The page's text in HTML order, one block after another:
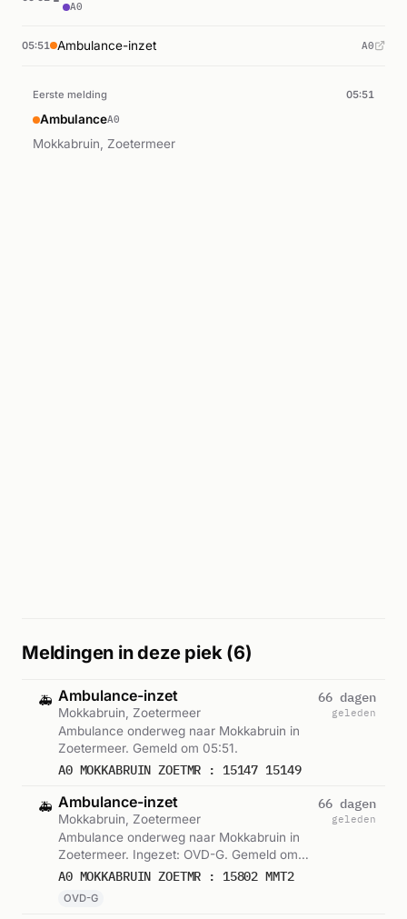
A0
05:51 Ambulance-inzet A0
Eerste melding 05:51
AmbulanceA0
Mokkabruin, Zoetermeer
Meldingen in deze piek (6)
🚑 Ambulance-inzet
Mokkabruin, Zoetermeer
Ambulance onderweg naar Mokkabruin in
Zoetermeer. Gemeld om 05:51.
A0 MOKKABRUIN ZOETMR : 15147 15149
66 dagen
geleden
🚑 Ambulance-inzet
Mokkabruin, Zoetermeer
Ambulance onderweg naar Mokkabruin in
Zoetermeer. Ingezet: OVD-G. Gemeld om
05:51.
A0 MOKKABRUIN ZOETMR : 15802 MMT2
OVD-G
66 dagen
geleden